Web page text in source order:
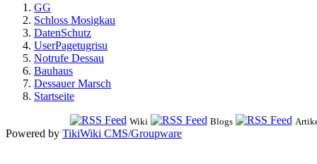
GG
Schloss Mosigkau
DatenSchutz
UserPagetugrisu
Notrufe Dessau
Bauhaus
Dessauer Marsch
Startseite
Wiki Blogs
Powered by TikiWiki CMS/Groupware